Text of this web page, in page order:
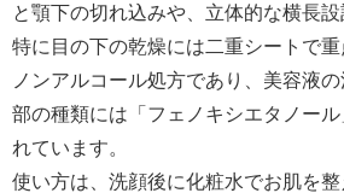
レビュー数：
4.71
と顎下の切れ込みや、立体的な横長設
特に目の下の乾燥には二重シートで重
ノンアルコール処方であり、美容液
部の種類には「フェノキシエタノー
れています。
使い方は、洗顔後に化粧水でお肌を